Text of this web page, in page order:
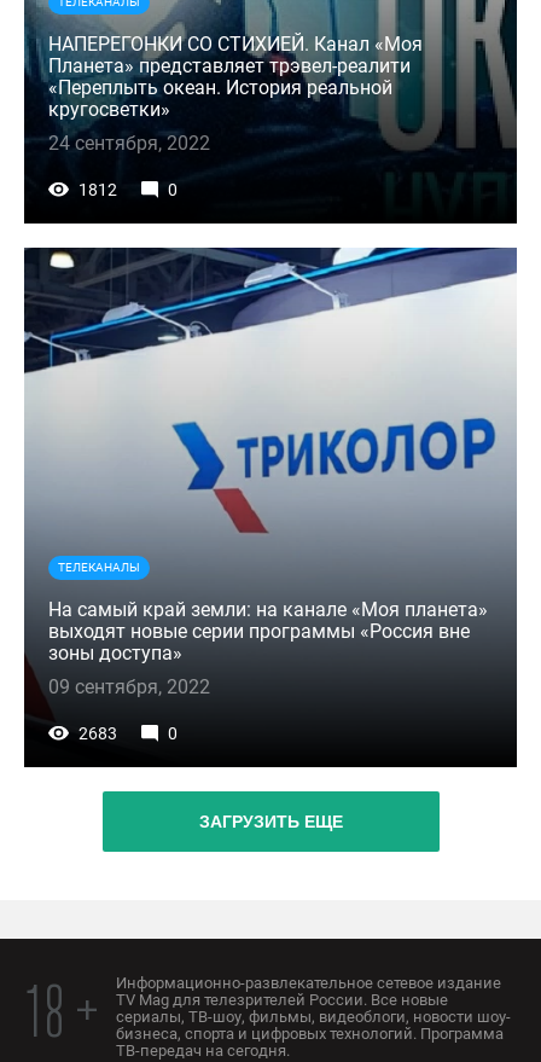
НАПЕРЕГОНКИ СО СТИХИЕЙ. Канал «Моя
Планета» представляет трэвел-реалити
«Переплыть океан. История реальной
кругосветки»
24 сентября, 2022
1812 0
ТЕЛЕКАНАЛЫ
На самый край земли: на канале «Моя планета»
выходят новые серии программы «Россия вне
зоны доступа»
09 сентября, 2022
2683 0
ЗАГРУЗИТЬ ЕЩЕ
18 +
Информационно-развлекательное сетевое издание
TV Mag для телезрителей России. Все новые
сериалы, ТВ-шоу, фильмы, видеоблоги, новости шоу-
бизнеса, спорта и цифровых технологий. Программа
ТВ-передач на сегодня.